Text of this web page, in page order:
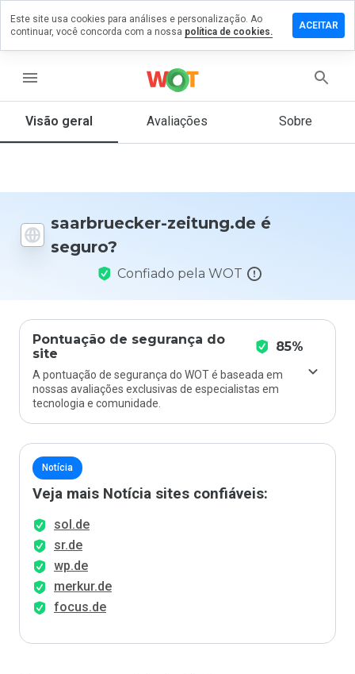
menu
Visão geral Avaliações Sobre
saarbruecker-zeitung.de é
seguro?
Confiado pela WOT
Pontuação de segurança do
site
85%
A pontuação de segurança do WOT é baseada em
nossas avaliações exclusivas de especialistas em
tecnologia e comunidade.
Notícia
Veja mais Notícia sites confiáveis:
sol.de
sr.de
wp.de
merkur.de
focus.de
um
a 5,
você
daria
Este site usa cookies para análises e personalização. Ao
continuar, você concorda com a nossa política de cookies.
ACEITAR